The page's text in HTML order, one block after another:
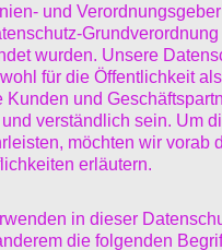
und
wurden. Unsere
für die Öffentlichkeit
Kunden und
verständlich sein. Um
möchten wir vorab
erläutern.
in dieser
die folgenden